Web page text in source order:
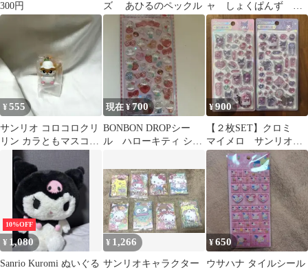
300円
ズ あひるのペックル ャ しょくぱんず は
なまるおばけ
¥555
サンリオ コロコロクリ
リン カラともマスコッ
現在 ¥700
BONBON DROPシー
ル ハローキティ シナ
ド入れ
¥900
【２枚SET】クロミ
マイメロ サンリオ
ぷくぷく 硬いシー
ル 海外正規品
10%OFF
¥ 1,080
Sanrio Kuromi ぬいぐる
¥ 1,266
サンリオキャラクター
¥650
ウサハナ タイルシール